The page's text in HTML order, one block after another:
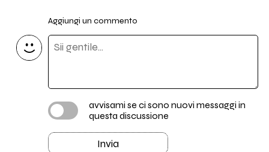
Aggiungi un commento
avvisami se ci sono nuovi messaggi in
questa discussione
Invia